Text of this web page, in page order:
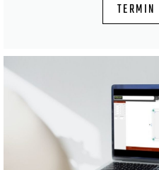
TERMIN